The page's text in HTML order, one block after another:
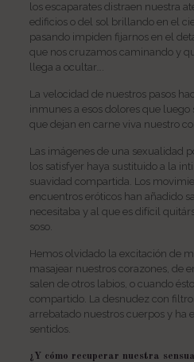
los escaparates distraen nuestra
edificios o del sol brillando en el
pasando impiden fijarnos en el
que nos cruzamos caminando y
llega a ocultar….
La velocidad de nuestros pasos
inmunes a esos dolores que
que dejan en carne viva nuestro
Las imágenes de una sexualidad
los satisfyer haya sustituido a la
suavidad compartida. Los
encuentros eróticos han añadido
necesitaba y al que es difícil
soso.
Hemos olvidado la excitación de
masajear nuestros corazones, de
salen de otros labios, o cuando
compartido. La desnudez con
arrebatado nuestros cuerpos y ha
sentidos.
¿Y cómo recuperar nuestra